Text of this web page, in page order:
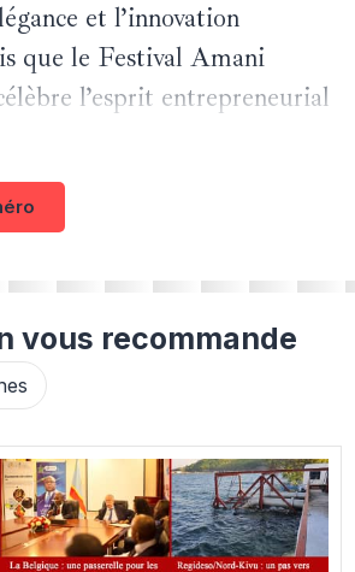
et l’innovation
que le Festival Amani
l’esprit entrepreneurial
vous recommande